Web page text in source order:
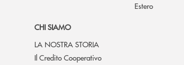
Estero
CHI SIAMO
LA NOSTRA STORIA
Il Credito Cooperativo